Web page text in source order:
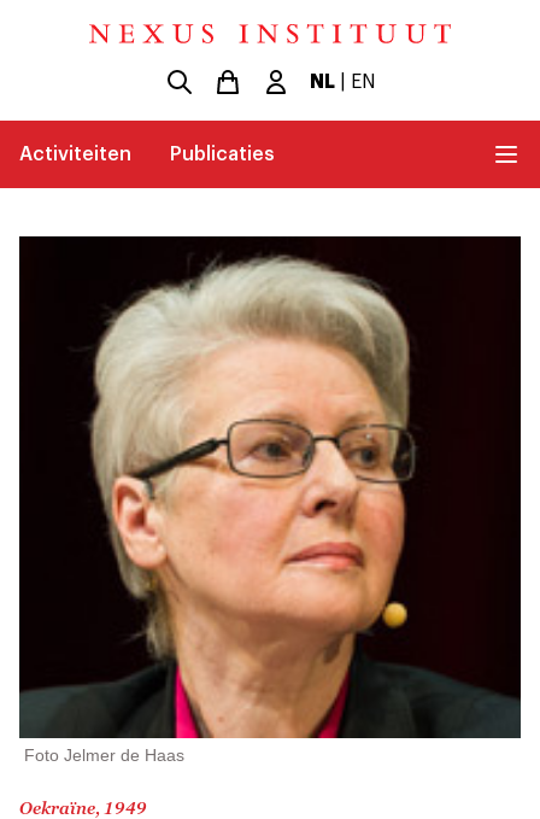
NL| EN
Activiteiten Publicaties
Foto Jelmer de Haas
Oekraïne, 1949